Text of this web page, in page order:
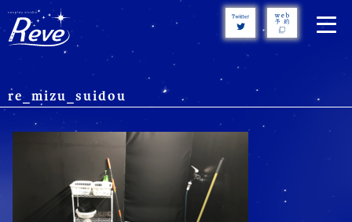
content
re_mizu_suidou